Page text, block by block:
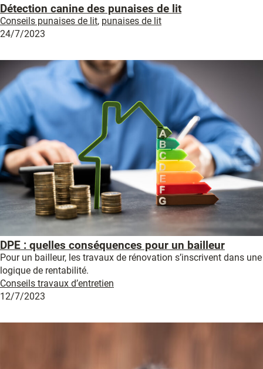
Détection canine des punaises de lit
Conseils punaises de lit, punaises de lit
24/7/2023
DPE : quelles conséquences pour un bailleur
Pour un bailleur, les travaux de rénovation s’inscrivent dans une
logique de rentabilité.
Conseils travaux d’entretien
12/7/2023